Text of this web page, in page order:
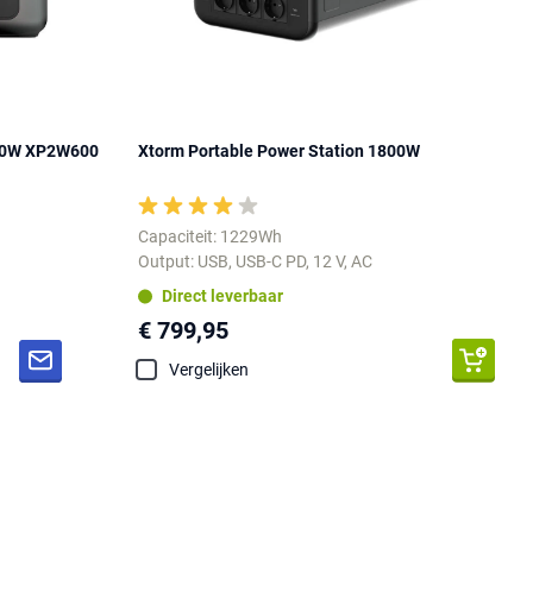
XP2W600 Xtorm Portable Power Station 1800W
Capaciteit: 1229Wh
Output: USB, USB-C PD, 12 V, AC
Direct leverbaar
€ 799,95
Vergelijken